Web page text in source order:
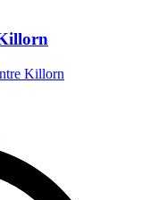
Killorn